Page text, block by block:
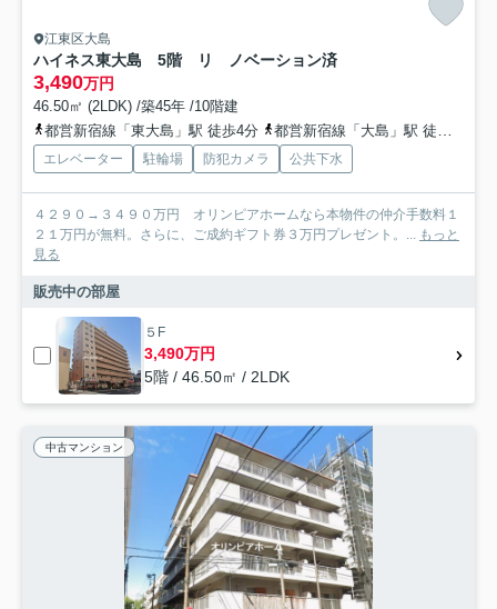
江東区大島
ハイネス東大島 5階 リ ノベーション済
3,490万円
46.50㎡ (2LDK) /築45年 /10階建
都営新宿線「東大島」駅 徒歩4分
都営新宿線「大島」駅 徒歩8分
エレベーター 駐輪場 防犯カメラ 公共下水
４２９０→３４９０万円 オリンピアホームなら本物件の仲介手数料１
２１万円が無料。さらに、ご成約ギフト券３万円プレゼント。... もっと
見る
販売中の部屋
５F
3,490万円
5階 / 46.50㎡ / 2LDK
中古マンション